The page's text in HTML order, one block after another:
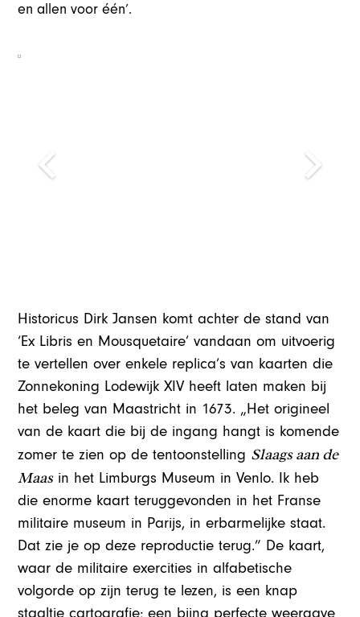
en allen voor één’.
Historicus Dirk Jansen komt achter de stand van
‘Ex Libris en Mousquetaire’ vandaan om uitvoerig
te vertellen over enkele replica’s van kaarten die
Zonnekoning Lodewijk XIV heeft laten maken bij
het beleg van Maastricht in 1673. „Het origineel
van de kaart die bij de ingang hangt is komende
zomer te zien op de tentoonstelling Slaags aan de
Maasin het Limburgs Museum in Venlo. Ik heb
die enorme kaart teruggevonden in het Franse
militaire museum in Parijs, in erbarmelijke staat.
Dat zie je op deze reproductie terug.” De kaart,
waar de militaire exercities in alfabetische
volgorde op zijn terug te lezen, is een knap
staaltje cartografie; een bijna perfecte weergave